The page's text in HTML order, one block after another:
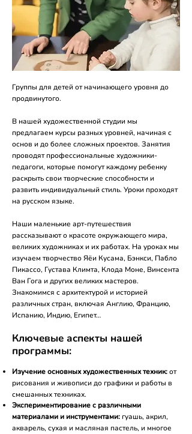
Группы для детей от начинающего уровня до
продвинутого.
В нашей художественной студии мы
предлагаем курсы разных уровней, начиная с
основ и до более сложных проектов. Занятия
проводят профессиональные художники-
педагоги, которые помогут каждому ребенку
раскрыть свои творческие способности и
развить индивидуальный стиль. Уроки проходят
на русском языке.
Наши маленькие арт-путешествия
рассказывают о красоте окружающего мира,
великих художниках и их работах. На уроках мы
изучаем творчество Яёи Кусама, Бэнкси, Пабло
Пикассо, Густава Климта, Клода Моне, Винсента
Ван Гога и других великих мастеров.
Знакомимся с архитектурой и историей
различных стран, включая Англию, Францию,
Испанию, Индию, Египет…
Ключевые аспекты нашей
программы:
Изучение основных художественных техник:от
рисования и живописи до графики и работы в
смешанных техниках.
Экспериментирование с различными
материалами и инструментами: гуашь, акрил,
акварель, сухая и масляная пастель, и многое